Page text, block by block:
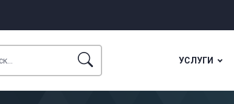
УСЛУГИ